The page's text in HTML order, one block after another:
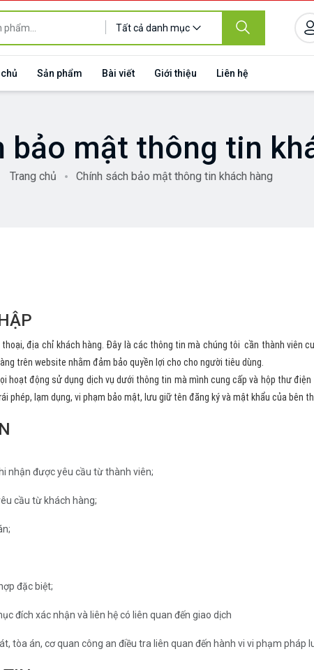
Tất cả danh mục
Sản phẩm Bài viết Giới thiệu Liên hệ
bảo mật thông tin
Trang chủ Chính sách bảo mật thông tin khách hàng
địa chỉ khách hàng. Đây là các thông tin mà chúng tôi cần thành viên
trên website nhằm đảm bảo quyền lợi cho cho người tiêu dùng.
hoạt động sử dụng dịch vụ dưới thông tin mà mình cung cấp và hộp thư
lạm dụng, vi phạm bảo mật, lưu giữ tên đăng ký và mật khẩu của bên
nhận được yêu cầu từ thành viên;
cầu từ khách hàng;
đặc biệt;
đích xác nhận và liên hệ có liên quan đến giao dịch
tòa án, cơ quan công an điều tra liên quan đến hành vi vi phạm pháp